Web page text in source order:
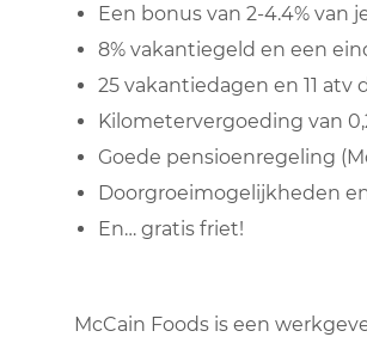
Een bonus van 2-4.4% van
8% vakantiegeld en een
25 vakantiedagen en 11 atv
Kilometervergoeding van
Goede pensioenregeling
Doorgroeimogelijkheden
En… gratis friet!
McCain Foods is een